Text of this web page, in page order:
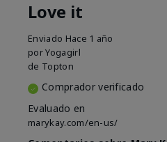
Love it
Enviado Hace 1 año
porYogagirl
de Topton
Comprador verificado
Evaluado en
marykay.com/en-us/